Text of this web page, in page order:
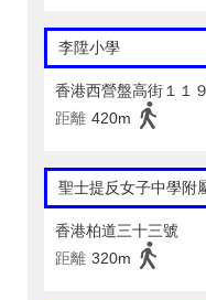
李陞小學
香港西營盤高街１１
距離 420m
聖士提反女子中學附
香港柏道三十三號
距離 320m